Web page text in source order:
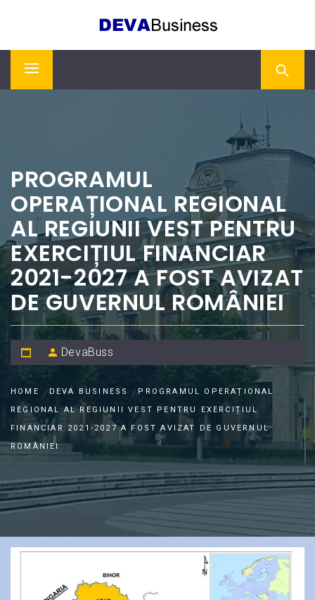
DEVA BUSINESS
Primary
PROGRAMUL
OPERAȚIONAL REGIONAL
AL REGIUNII VEST PENTRU
EXERCIȚIUL FINANCIAR
2021-2027 A FOST AVIZAT
DE GUVERNUL ROMÂNIEI
DevaBuss
HOME DEVA BUSINESS
PROGRAMUL OPERAȚIONAL
REGIONAL AL REGIUNII VEST PENTRU EXERCIȚIUL
FINANCIAR 2021-2027 A FOST AVIZAT DE GUVERNUL
ROMÂNIEI